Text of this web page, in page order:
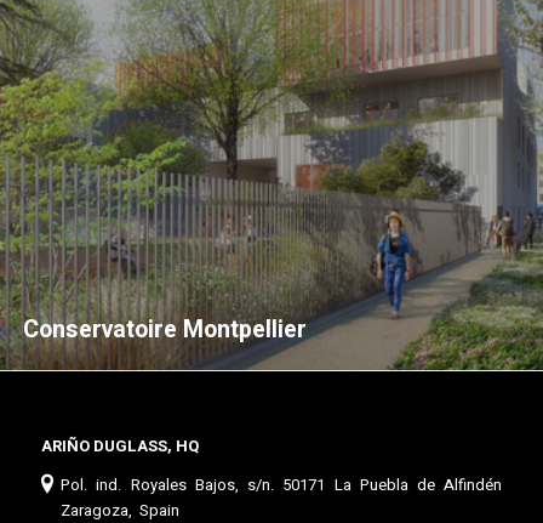
Conservatoire Montpellier
ARIÑO DUGLASS, HQ
Pol. ind. Royales Bajos, s/n. 50171 La Puebla de Alfindén
Zaragoza, Spain